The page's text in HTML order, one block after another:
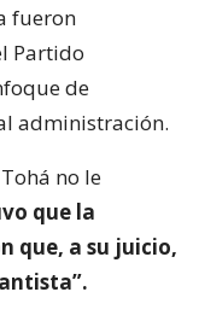
fueron
Partido
de
administración.
no le
que la
que, a su juicio,